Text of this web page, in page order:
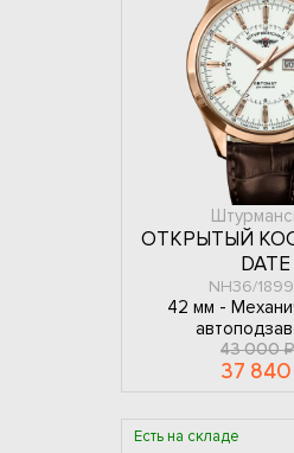
ОТКРЫТЫЙ
DATE
NH36/
42 мм -
43 000 ₽
37
Есть на складе